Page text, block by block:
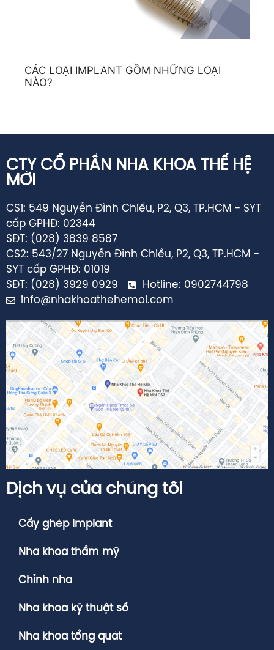
CÁC LOẠI IMPLANT GỒM NHỮNG LOẠI
NÀO?
CTY CỔ PHẦN NHA KHOA THẾ HỆ
MỚI
CS1: 549 Nguyễn Đình Chiểu, P2, Q3, TP.HCM - SYT
cấp GPHĐ: 02344
SĐT: (028) 3839 8587
CS2: 543/27 Nguyễn Đình Chiểu, P2, Q3, TP.HCM -
SYT cấp GPHĐ: 01019
SĐT: (028) 3929 0929
Hotline: 0902744798
info@nhakhoathehemoi.com
Dịch vụ của chúng tôi
Cấy ghép Implant
Nha khoa thẩm mỹ
Chỉnh nha
Nha khoa kỹ thuật số
Nha khoa tổng quát